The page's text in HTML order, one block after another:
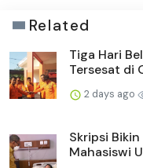
Related
Tiga Hari
Tersesat di
2 days ago
Skripsi
Mahasiswi